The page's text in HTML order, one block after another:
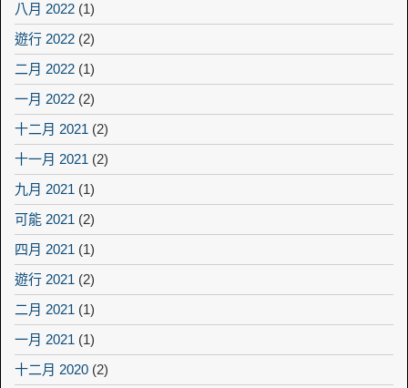
八月 2022 (1)
遊行 2022 (2)
二月 2022 (1)
一月 2022 (2)
十二月 2021 (2)
十一月 2021 (2)
九月 2021 (1)
可能 2021 (2)
四月 2021 (1)
遊行 2021 (2)
二月 2021 (1)
一月 2021 (1)
十二月 2020 (2)